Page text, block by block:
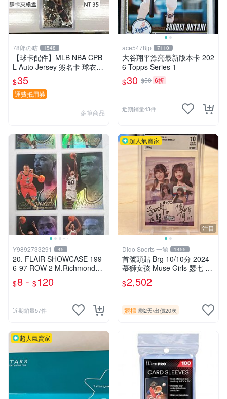
78郎の咭 1548
【球卡配件】MLB NBA CPB
L Auto Jersey 簽名卡 球衣
球員卡專用 白條紙盒 一般普
卡可放約3-400張
$35
運費抵用券
多筆商品
ace5478jp 7110
大谷翔平漂亮最新版本卡 202
6 Topps Series 1
$30 $50 6折
近期銷量43件
Y9892733291 45
20. FLAIR SHOWCASE 199
6-97 ROW 2 M.Richmond、
C.Barkley、J.Howard、D.Ro
binson....
$8 - $120
近期銷量57件
注目
超人氣賣家
Digo Sports 一館 1455
首號頭貼 Brg 10/10分 2024
慕獅女孩 Muse Girls 瑟七 一
七 雙人簽名卡 限量1/10 中華
職棒 統一獅 Uni Girls 雙棲啦
$2,502
競標 剩2天/出價20次
超人氣賣家